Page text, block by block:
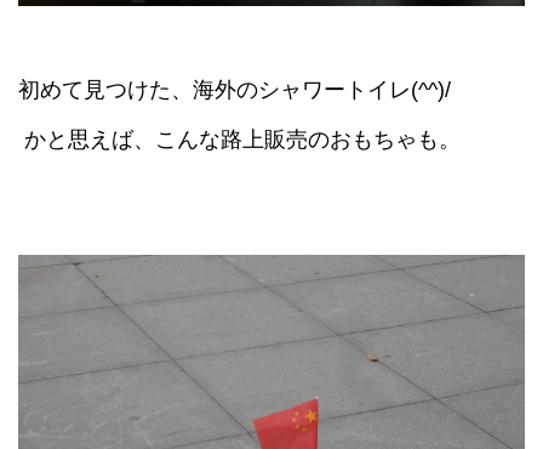
初めて見つけた、海外のシャワートイレ(^^)/
かと思えば、こんな路上販売のおもちゃも。